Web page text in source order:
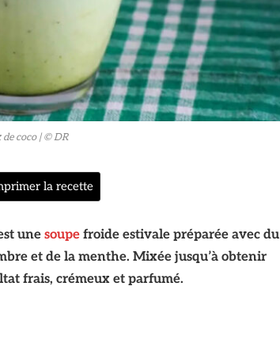
de coco | © DR
la recette
une soupefroide estivale préparée avec du
et de la menthe. Mixée jusqu’à obtenir
frais, crémeux et parfumé.